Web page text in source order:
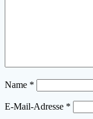
Name *
E-Mail-Adresse *